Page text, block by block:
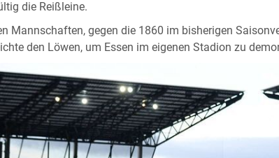
die Reißleine.
Mannschaften, gegen die 1860 im bisherigen
den Löwen, um Essen im eigenen Stadion zu